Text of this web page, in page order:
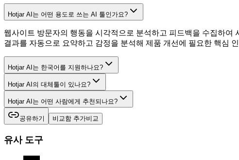
Hotjar AI는 어떤 용도로 쓰는 AI 툴인가요?
웹사이트 방문자의 행동을 시각적으로 분석하고 피드백을 수집하
결과를 자동으로 요약하고 감정을 분석해 제품 개선에 필요한 핵심
Hotjar AI는 한국어를 지원하나요?
Hotjar AI의 대체툴이 있나요?
Hotjar AI는 어떤 사람에게 추천되나요?
공유하기 비교함 추가비교
유사 도구